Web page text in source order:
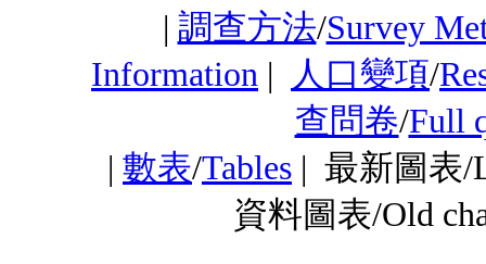
| 調查方法/Survey
Information | 人口變項/
查問卷/Full
| 數表/Tables | 最新圖表
資料圖表/Old